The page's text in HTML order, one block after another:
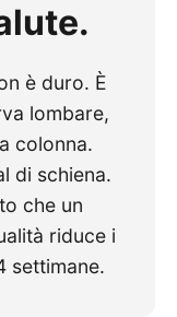
è duro. È
lombare,
colonna.
di schiena.
che un
riduce i
settimane.